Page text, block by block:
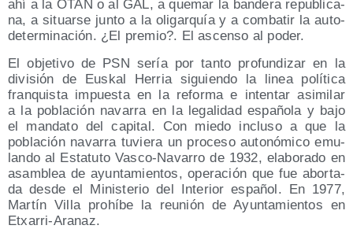
ahí a la OTAN o al GAL, a que­mar la ban­de­ra repu­bli­ca­
na, a situar­se jun­to a la oli­gar­quía y a com­ba­tir la auto­
de­ter­mi­na­ción. ¿El pre­mio?. El ascen­so al poder.
El obje­ti­vo de PSN sería por tan­to pro­fun­di­zar en la
divi­sión de Eus­kal Herria siguien­do la linea polí­ti­ca
fran­quis­ta impues­ta en la refor­ma e inten­tar asi­mi­lar
a la pobla­ción nava­rra en la lega­li­dad espa­ño­la y bajo
el man­da­to del capi­tal. Con mie­do inclu­so a que la
pobla­ción nava­rra tuvie­ra un pro­ce­so auto­nó­mi­co emu­
lan­do al Esta­tu­to Vas­co-Nava­rro de 1932, ela­bo­ra­do en
asam­blea de ayun­ta­mien­tos, ope­ra­ción que fue abor­ta­
da des­de el Minis­te­rio del Inte­rior espa­ñol. En 1977,
Mar­tín Villa prohí­be la reu­nión de Ayun­ta­mien­tos en
Etxarri-Aranaz.